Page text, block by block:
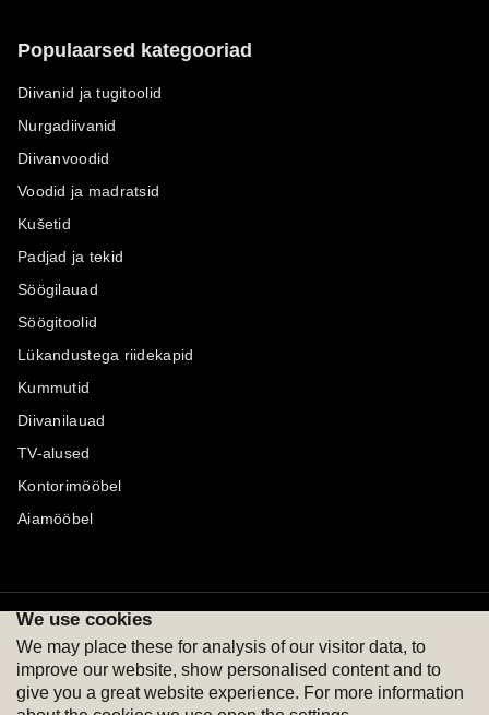
Populaarsed kategooriad
Diivanid ja tugitoolid
Nurgadiivanid
Diivanvoodid
Voodid ja madratsid
Kušetid
Padjad ja tekid
Söögilauad
Söögitoolid
Lükandustega riidekapid
Kummutid
Diivanilauad
TV-alused
Kontorimööbel
Aiamööbel
Maksevõimalused
We use cookies
We may place these for analysis of our visitor data, to
improve our website, show personalised content and to
give you a great website experience. For more information